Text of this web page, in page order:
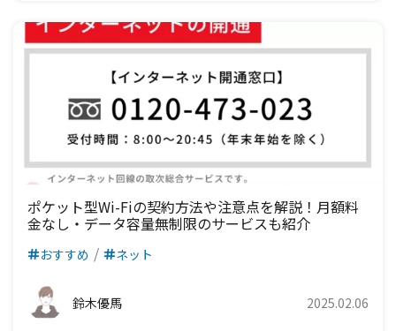
ポケット型Wi-Fiの契約方法や注意点を解説！月額料
金なし・データ容量無制限のサービスも紹介
おすすめ ネット
鈴木優馬 2025.02.06